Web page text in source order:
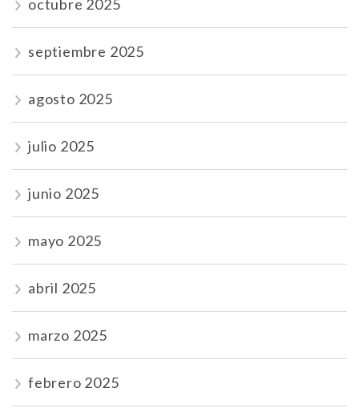
octubre 2025
septiembre 2025
agosto 2025
julio 2025
junio 2025
mayo 2025
abril 2025
marzo 2025
febrero 2025